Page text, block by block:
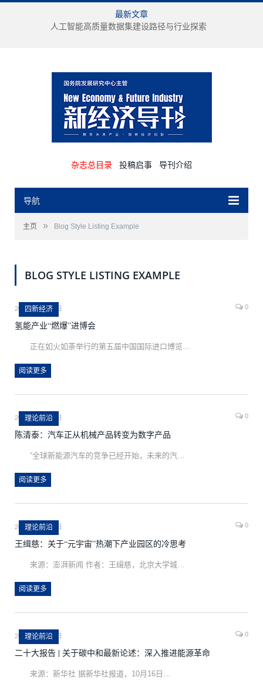
最新文章
人工智能高质量数据集建设路径与行业探索
杂志总目录 投稿启事 导刊介绍
导航
主页 » Blog Style Listing Example
BLOG STYLE LISTING EXAMPLE
四新经济
2022年11月18日 0
氢能产业“燃爆”进博会
正在如火如荼举行的第五届中国国际进口博览…
阅读更多
理论前沿
2022年11月18日 0
陈清泰：汽车正从机械产品转变为数字产品
“全球新能源汽车的竞争已经开始，未来的汽…
阅读更多
理论前沿
2022年11月18日 0
王缉慈：关于“元宇宙”热潮下产业园区的冷思考
来源：澎湃新闻 作者：王缉慈，北京大学城…
阅读更多
理论前沿
2022年11月18日 0
二十大报告 | 关于碳中和最新论述：深入推进能源革命
来源：新华社 据新华社报道，10月16日…